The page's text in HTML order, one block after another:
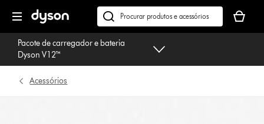
seguinte
Pesquisar
em
dyson.pt
seu
cesto
Pacote de carregador e bateria
Dyson V12™
Acessórios